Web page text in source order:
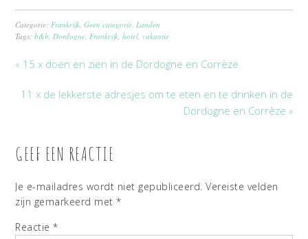
Categorie:Frankrijk,Geen categorie,Landen
Tags:b&b,Dordogne,Frankrijk,hotel, vakantie
« 15 x doen en zien in de Dordogne en Corrèze
11 x de lekkerste adresjes om te eten en te drinken in de
Dordogne en Corrèze »
GEEF EEN REACTIE
Je e-mailadres wordt niet gepubliceerd. Vereiste velden
zijn gemarkeerd met*
Reactie*